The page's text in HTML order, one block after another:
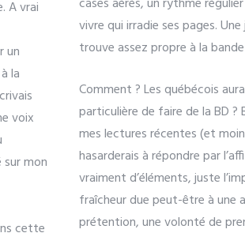
A vrai
un
la
voix
mon
cases aérés, un rythme
vivre qui irradie ses pages.
trouve assez propre à la
Comment ? Les québécois
particulière de faire de la BD ?
mes lectures récentes (et
hasarderais à répondre par
vraiment d’éléments, juste
fraîcheur due peut-être à une
prétention, une volonté de